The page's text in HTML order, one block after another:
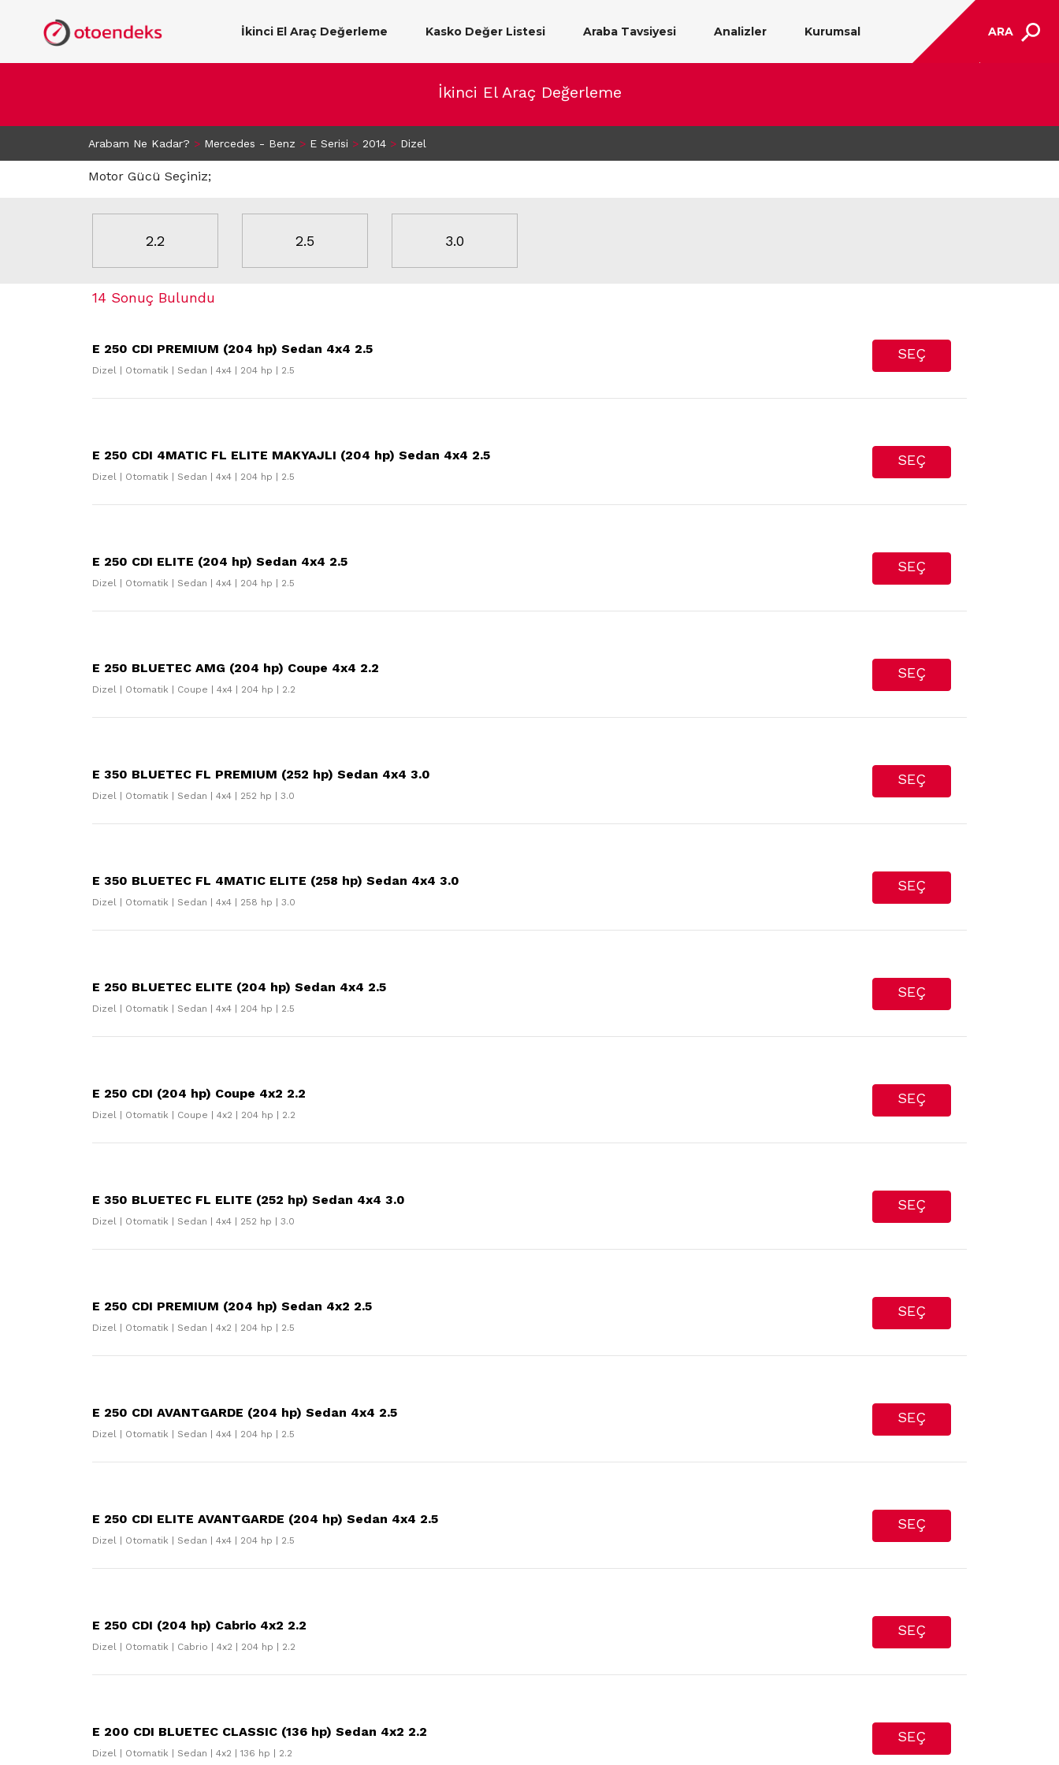
İkinci El Araç Değerleme Kasko Değer Listesi Araba Tavsiyesi Analizler Kurumsal ARA
İkinci El Araç Değerleme
Arabam Ne Kadar? > Mercedes - Benz > E Serisi > 2014 > Dizel
Motor Gücü Seçiniz;
2.2 2.5 3.0
14 Sonuç Bulundu
SEÇ
E 250 CDI PREMIUM (204 hp) Sedan 4x4 2.5
Dizel | Otomatik | Sedan | 4x4 | 204 hp | 2.5
SEÇ
E 250 CDI 4MATIC FL ELITE MAKYAJLI (204 hp) Sedan 4x4 2.5
Dizel | Otomatik | Sedan | 4x4 | 204 hp | 2.5
SEÇ
E 250 CDI ELITE (204 hp) Sedan 4x4 2.5
Dizel | Otomatik | Sedan | 4x4 | 204 hp | 2.5
SEÇ
E 250 BLUETEC AMG (204 hp) Coupe 4x4 2.2
Dizel | Otomatik | Coupe | 4x4 | 204 hp | 2.2
SEÇ
E 350 BLUETEC FL PREMIUM (252 hp) Sedan 4x4 3.0
Dizel | Otomatik | Sedan | 4x4 | 252 hp | 3.0
SEÇ
E 350 BLUETEC FL 4MATIC ELITE (258 hp) Sedan 4x4 3.0
Dizel | Otomatik | Sedan | 4x4 | 258 hp | 3.0
SEÇ
E 250 BLUETEC ELITE (204 hp) Sedan 4x4 2.5
Dizel | Otomatik | Sedan | 4x4 | 204 hp | 2.5
SEÇ
E 250 CDI (204 hp) Coupe 4x2 2.2
Dizel | Otomatik | Coupe | 4x2 | 204 hp | 2.2
SEÇ
E 350 BLUETEC FL ELITE (252 hp) Sedan 4x4 3.0
Dizel | Otomatik | Sedan | 4x4 | 252 hp | 3.0
SEÇ
E 250 CDI PREMIUM (204 hp) Sedan 4x2 2.5
Dizel | Otomatik | Sedan | 4x2 | 204 hp | 2.5
SEÇ
E 250 CDI AVANTGARDE (204 hp) Sedan 4x4 2.5
Dizel | Otomatik | Sedan | 4x4 | 204 hp | 2.5
SEÇ
E 250 CDI ELITE AVANTGARDE (204 hp) Sedan 4x4 2.5
Dizel | Otomatik | Sedan | 4x4 | 204 hp | 2.5
SEÇ
E 250 CDI (204 hp) Cabrio 4x2 2.2
Dizel | Otomatik | Cabrio | 4x2 | 204 hp | 2.2
SEÇ
E 200 CDI BLUETEC CLASSIC (136 hp) Sedan 4x2 2.2
Dizel | Otomatik | Sedan | 4x2 | 136 hp | 2.2